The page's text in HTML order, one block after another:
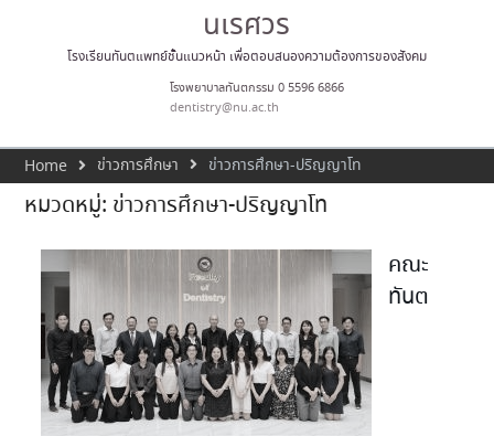
ประมวลภาพบรรยากาศกิจกรรม
Dent Connect Board Game
2569 ณ คณะทันแพทยศาสตร์
นเรศวร
โรงเรียนทันตแพทย์ชั้นแนวหน้า เพื่อตอบสนองความต้องการของสังคม
โรงพยาบาลทันตกรรม 0 5596 6866
dentistry@nu.ac.th
Home ข่าวการศึกษา ข่าวการศึกษา-ปริญญาโท
หมวดหมู่: ข่าวการศึกษา-ปริญญาโท
คณะ
ทันต